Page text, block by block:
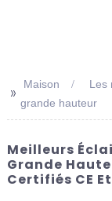
>> Maison
Les
grande hauteur
Meilleurs
Grande
Certifiés CE